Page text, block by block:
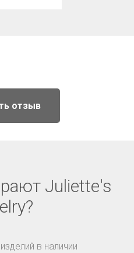
отзыв
Juliette's
в наличии